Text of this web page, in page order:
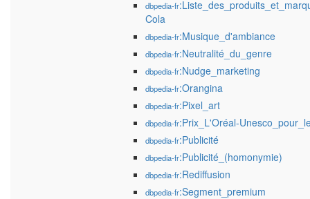
dbpedia-fr
Cola
dbpedia-fr:Musique_d'ambiance
dbpedia-fr:Neutralité_du_genre
dbpedia-fr:Nudge_marketing
dbpedia-fr:Orangina
dbpedia-fr:Pixel_art
dbpedia-fr:Prix_L'Oréal-
dbpedia-fr:Publicité
dbpedia-fr:Publicité_(homonymie)
dbpedia-fr:Rediffusion
dbpedia-fr:Segment_premium